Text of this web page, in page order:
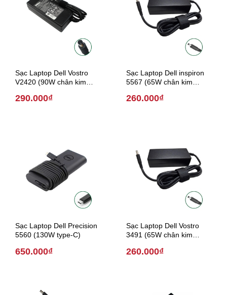
Sạc Laptop Dell Vostro
V2420 (90W chân kim
290.000₫
Sạc Laptop Dell inspiron
5567 (65W chân kim
260.000₫
Sạc Laptop Dell Precision
5560 (130W type-C)
650.000₫
Sạc Laptop Dell Vostro
3491 (65W chân kim
260.000₫